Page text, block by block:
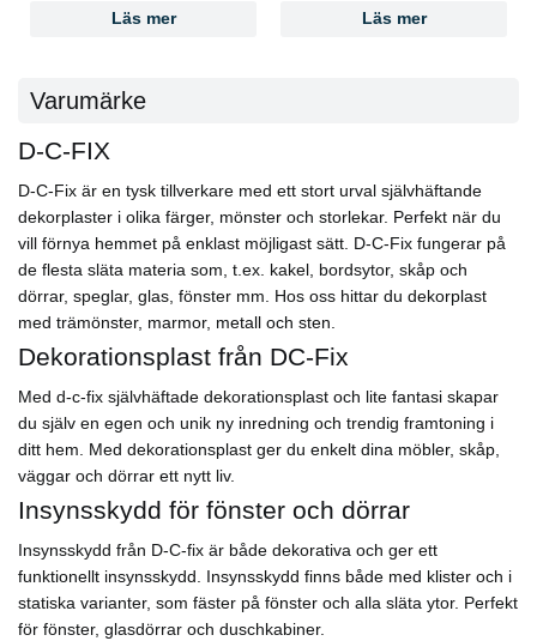
Läs mer Läs mer
Varumärke
D-C-FIX
D-C-Fix är en tysk tillverkare med ett stort urval självhäftande
dekorplaster i olika färger, mönster och storlekar. Perfekt när du
vill förnya hemmet på enklast möjligast sätt. D-C-Fix fungerar på
de flesta släta materia som, t.ex. kakel, bordsytor, skåp och
dörrar, speglar, glas, fönster mm. Hos oss hittar du dekorplast
med trämönster, marmor, metall och sten.
Dekorationsplast från DC-Fix
Med d-c-fix självhäftade dekorationsplast och lite fantasi skapar
du själv en egen och unik ny inredning och trendig framtoning i
ditt hem. Med dekorationsplast ger du enkelt dina möbler, skåp,
väggar och dörrar ett nytt liv.
Insynsskydd för fönster och dörrar
Insynsskydd från D-C-fix är både dekorativa och ger ett
funktionellt insynsskydd. Insynsskydd finns både med klister och i
statiska varianter, som fäster på fönster och alla släta ytor. Perfekt
för fönster, glasdörrar och duschkabiner.